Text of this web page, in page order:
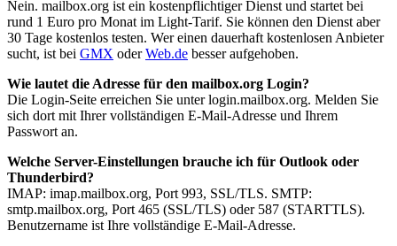
Nein. mailbox.org ist ein kostenpflichtiger Dienst und startet bei
rund 1 Euro pro Monat im Light-Tarif. Sie können den Dienst aber
30 Tage kostenlos testen. Wer einen dauerhaft kostenlosen Anbieter
sucht, ist bei GMX oderWeb.de besser aufgehoben.
Wie lautet die Adresse für den mailbox.org Login?
Die Login-Seite erreichen Sie unter login.mailbox.org. Melden Sie
sich dort mit Ihrer vollständigen E-Mail-Adresse und Ihrem
Passwort an.
Welche Server-Einstellungen brauche ich für Outlook oder
Thunderbird?
IMAP: imap.mailbox.org, Port 993, SSL/TLS. SMTP:
smtp.mailbox.org, Port 465 (SSL/TLS) oder 587 (STARTTLS).
Benutzername ist Ihre vollständige E-Mail-Adresse.